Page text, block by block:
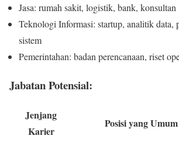
Jasa: rumah sakit, logistik, bank, konsultan
Teknologi Informasi: startup, analitik data,
sistem
Pemerintahan: badan perencanaan, riset
Jabatan Potensial:
Jenjang
Karier
Posisi yang